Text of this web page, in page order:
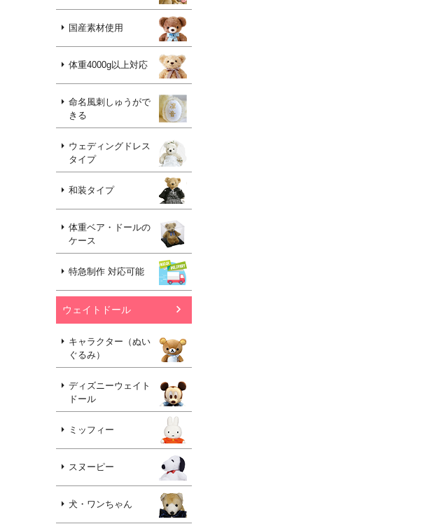
国産素材使用
体重4000g以上対応
命名風刺しゅうがで
きる
ウェディングドレス
タイプ
和装タイプ
体重ベア・ドールの
ケース
特急制作 対応可能
ウェイトドール
キャラクター（ぬい
ぐるみ）
ディズニーウェイト
ドール
ミッフィー
スヌーピー
犬・ワンちゃん